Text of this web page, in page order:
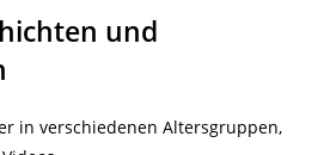
und
in verschiedenen Altersgruppen,